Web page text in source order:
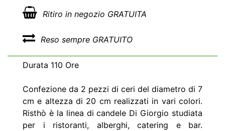
Ritiro in negozio GRATUITA
Reso sempre GRATUITO
Durata 110 Ore
Confezione da 2 pezzi di ceri del diametro di 7
cm e altezza di 20 cm realizzati in vari colori.
Risthò è la linea di candele Di Giorgio studiata
per i ristoranti, alberghi, catering e bar.